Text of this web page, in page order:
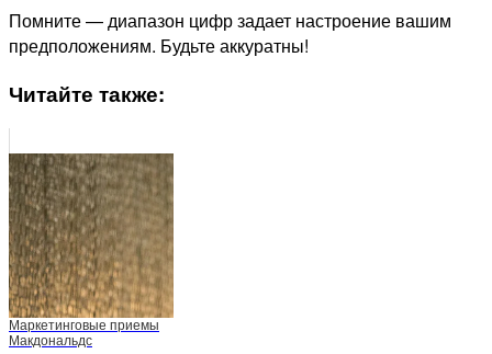
Помните — диапазон цифр задает настроение вашим
предположениям. Будьте аккуратны!
Читайте также:
Маркетинговые приемы
Макдональдс